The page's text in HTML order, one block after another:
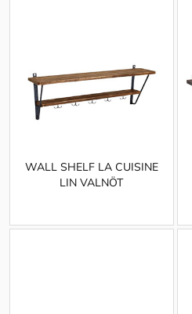
WALL SHELF LA CUISINE
LIN VALNÖT